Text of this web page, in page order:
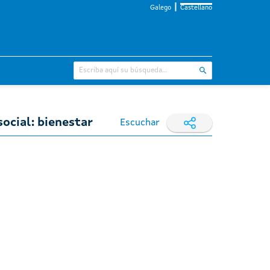
Galego Castellano
bienestar Escuchar